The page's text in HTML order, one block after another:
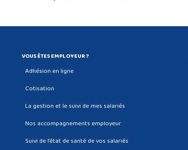
VOUS ÊTES EMPLOYEUR ?
Adhésion en ligne
Cotisation
La gestion et le suivi de mes salariés
Nos accompagnements employeur
Suivi de l’état de santé de vos salariés